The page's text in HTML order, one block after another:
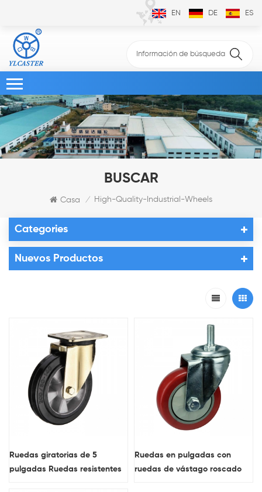
EN DE ES
BUSCAR
Casa / High-Quality-Industrial-Wheels
Categories
Nuevos Productos
Ruedas giratorias de 5
pulgadas Ruedas resistentes
Ruedas en pulgadas con
ruedas de vástago roscado